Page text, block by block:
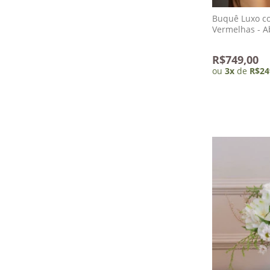
Buquê Luxo
R$749,00
ou 3xde